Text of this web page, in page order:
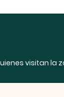
visitan la